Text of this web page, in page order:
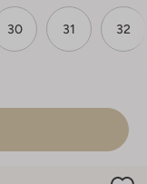
30 31 32